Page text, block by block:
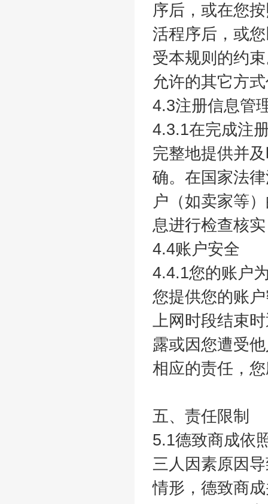
序后，或在您
活程序后，或
受本规则的约
允许的其它方
4.3注册信息管
4.3.1在完成注
完整地提供并
确。在国家法
户（如卖家等
息进行检查核
4.4账户安全
4.4.1您的账户
您提供您的账
上网时段结束
露或因您遭受
相应的责任，
五、责任限制
5.1德致商成依
三人因素原因
情形，德致商